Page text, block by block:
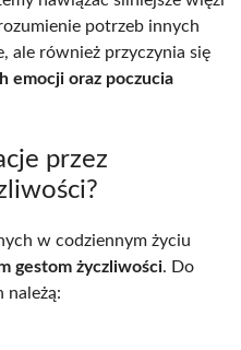
potrzeb innych
ale również przyczynia się
emocji oraz poczucia
przez
w codziennym życiu
gestom życzliwości. Do
należą: